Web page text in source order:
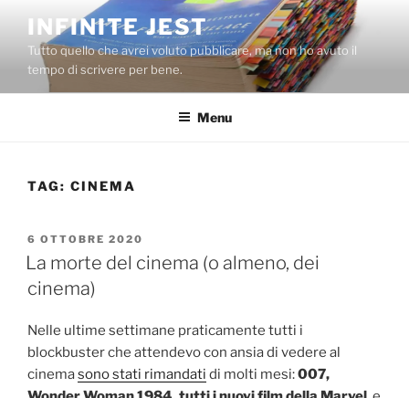
contenuto
INFINITE JEST
Tutto quello che avrei voluto pubblicare, ma non ho avuto il
tempo di scrivere per bene.
Menu
TAG: CINEMA
PUBBLICATO
IL
6 OTTOBRE 2020
La morte del cinema (o almeno, dei
cinema)
Nelle ultime settimane praticamente tutti i
blockbuster che attendevo con ansia di vedere al
cinemasono stati rimandati di molti mesi:007,